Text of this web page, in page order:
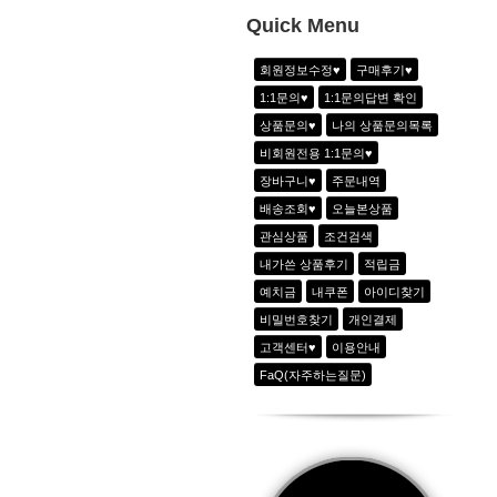
2 에어리 시크 라이오셀 반팔티_크림화이
3 -
4 -
5 -
6 -
Quick Menu
회원정보수정♥ 구매후기♥
1:1문의♥ 1:1문의답변 확인
상품문의♥ 나의 상품문의목록
비회원전용 1:1문의♥
장바구니♥ 주문내역
배송조회♥ 오늘본상품
관심상품 조건검색
내가쓴 상품후기 적립금
예치금 내쿠폰 아이디찾기
비밀번호찾기 개인결제
고객센터♥ 이용안내
FaQ(자주하는질문)